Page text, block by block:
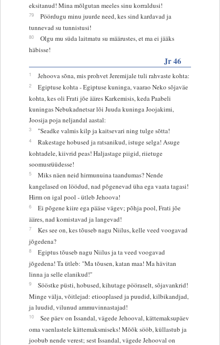
eksitanud! Mina mõlgutan meeles sinu korraldusi!
79
Pöördugu minu juurde need, kes sind kardavad ja
tunnevad su tunnistusi!
80
Olgu mu süda laitmatu su määrustes, et ma ei jääks
häbisse!
Jr 46
1 Jehoova sõna, mis prohvet Jeremijale tuli rahvaste kohta:
2
Egiptuse kohta - Egiptuse kuninga, vaarao Neko sõjaväe
kohta, kes oli Frati jõe ääres Karkemisis, keda Paabeli
kuningas Nebukadnetsar lõi Juuda kuninga Joojakimi,
Joosija poja neljandal aastal:
3 "Seadke valmis kilp ja kaitsevari ning tulge sõtta!
4
Rakestage hobused ja ratsanikud, istuge selga! Asuge
kohtadele, kiivrid peas! Haljastage piigid, riietuge
soomusrüüdesse!
5
Miks näen neid hirmunuina taandumas? Nende
kangelased on löödud, nad põgenevad üha ega vaata tagasi!
Hirm on igal pool - ütleb Jehoova!
6
Ei põgene kiire ega pääse vägev; põhja pool, Frati jõe
ääres, nad komistavad ja langevad!
7
Kes see on, kes tõuseb nagu Niilus, kelle veed voogavad
jõgedena?
8
Egiptus tõuseb nagu Niilus ja ta veed voogavad
jõgedena! Ta ütleb: "Ma tõusen, katan maa! Ma hävitan
linna ja selle elanikud!"
9
Sööstke püsti, hobused, kihutage pööraselt, sõjavankrid!
Minge välja, võitlejad: etiooplased ja puudid, kilbikandjad,
ja luudid, vilunud ammuvinnastajad!
10
See päev on Issandal, vägede Jehooval, kättemaksupäev
oma vaenlastele kättemaksmiseks! Mõõk sööb, küllastub ja
joobub nende verest; sest Issandal, vägede Jehooval on